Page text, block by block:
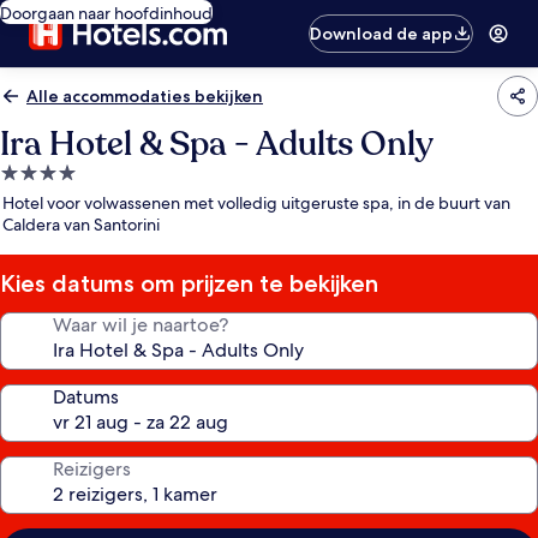
Doorgaan naar hoofdinhoud
Download de app
Alle accommodaties bekijken
Ira Hotel & Spa - Adults Only
4.0-
sterrenaccommodatie
Hotel voor volwassenen met volledig uitgeruste spa, in de buurt van
Caldera van Santorini
Kies datums om prijzen te bekijken
Waar wil je naartoe?
Datums
Reizigers